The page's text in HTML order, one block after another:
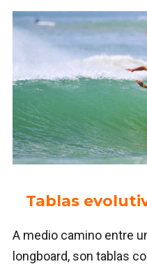
Tablas
A medio camino entre
longboard, son tablas